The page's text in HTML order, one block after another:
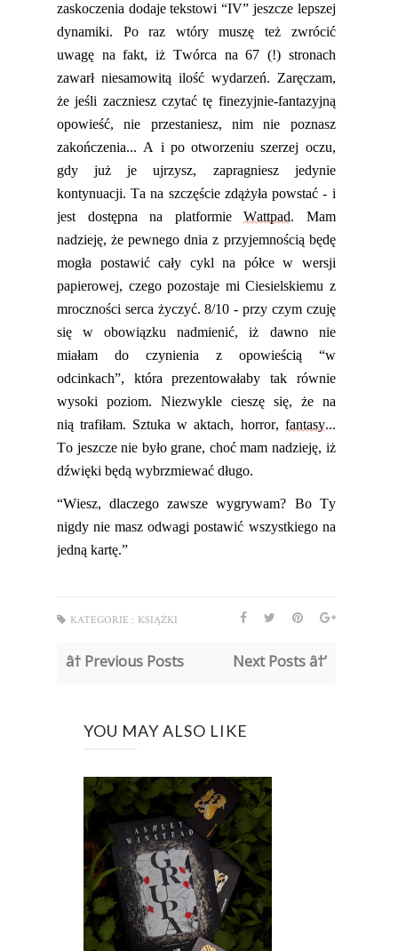
zaskoczenia dodaje tekstowi “IV” jeszcze lepszej
dynamiki. Po raz wtóry muszę też zwrócić
uwagę na fakt, iż Twórca na 67 (!) stronach
zawarł niesamowitą ilość wydarzeń. Zaręczam,
że jeśli zaczniesz czytać tę finezyjnie-fantazyjną
opowieść, nie przestaniesz, nim nie poznasz
zakończenia... A i po otworzeniu szerzej oczu,
gdy już je ujrzysz, zapragniesz jedynie
kontynuacji. Ta na szczęście zdążyła powstać - i
jest dostępna na platformieWattpad. Mam
nadzieję, że pewnego dnia z przyjemnością będę
mogła postawić cały cykl na półce w wersji
papierowej, czego pozostaje mi Ciesielskiemu z
mroczności serca życzyć. 8/10 - przy czym czuję
się w obowiązku nadmienić, iż dawno nie
miałam do czynienia z opowieścią “w
odcinkach”, która prezentowałaby tak równie
wysoki poziom. Niezwykle cieszę się, że na
nią trafiłam. Sztuka w aktach, horror, fantasy...
To jeszcze nie było grane, choć mam nadzieję, iż
dźwięki będą wybrzmiewać długo.
“Wiesz, dlaczego zawsze wygrywam? Bo Ty
nigdy nie masz odwagi postawić wszystkiego na
jedną kartę.”
KATEGORIE : KSIĄŻKI
â† Previous Posts Next Posts â†’
YOU MAY ALSO LIKE